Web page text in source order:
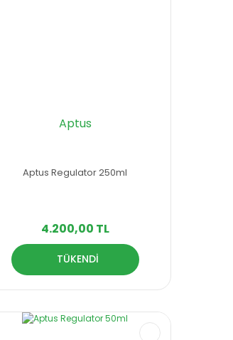
Aptus
Aptus Regulator 250ml
4.200,00 TL
TÜKENDİ